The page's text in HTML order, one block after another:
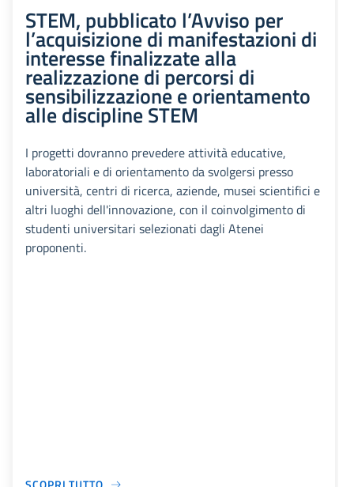
STEM, pubblicato l’Avviso per
l’acquisizione di manifestazioni di
interesse finalizzate alla
realizzazione di percorsi di
sensibilizzazione e orientamento
alle discipline STEM
I progetti dovranno prevedere attività educative,
laboratoriali e di orientamento da svolgersi presso
università, centri di ricerca, aziende, musei scientifici e
altri luoghi dell'innovazione, con il coinvolgimento di
studenti universitari selezionati dagli Atenei
proponenti.